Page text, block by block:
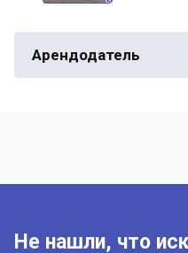
Арендодатель
Не нашли, что